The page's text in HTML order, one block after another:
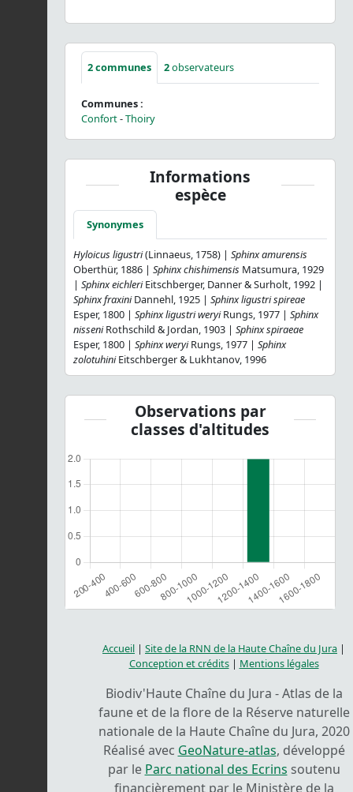
2communes 2observateurs
Communes :
Confort-Thoiry
Informations
espèce
Synonymes
Hyloicus ligustri(Linnaeus, 1758) | Sphinx amurensis
Oberthür, 1886 | Sphinx chishimensis Matsumura, 1929
| Sphinx eichleriEitschberger, Danner & Surholt, 1992 |
Sphinx fraxiniDannehl, 1925 | Sphinx ligustri spireae
Esper, 1800 | Sphinx ligustri weryiRungs, 1977 | Sphinx
nisseniRothschild & Jordan, 1903 | Sphinx spiraeae
Esper, 1800 | Sphinx weryiRungs, 1977 | Sphinx
zolotuhiniEitschberger & Lukhtanov, 1996
Observations par
classes d'altitudes
Accueil | Site de la RNN de la Haute Chaîne du Jura |
Conception et crédits| Mentions légales
Biodiv'Haute Chaîne du Jura - Atlas de la
faune et de la flore de la Réserve naturelle
nationale de la Haute Chaîne du Jura, 2020
Réalisé avec GeoNature-atlas, développé
par le Parc national des Ecrins soutenu
financièrement par le Ministère de la